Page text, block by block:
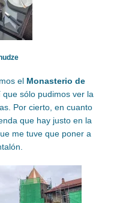
el Monasterio de
sólo pudimos ver la
Por cierto, en cuanto
que hay justo en la
me tuve que poner a